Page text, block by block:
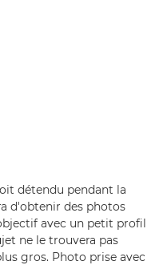
détendu pendant la
d'obtenir des photos
avec un petit profil
ne le trouvera pas
gros. Photo prise avec